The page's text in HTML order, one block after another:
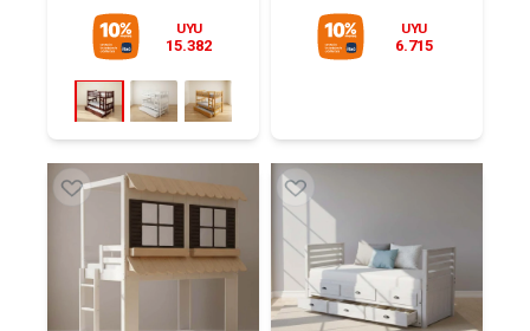
UYU
15.382
UYU
6.715